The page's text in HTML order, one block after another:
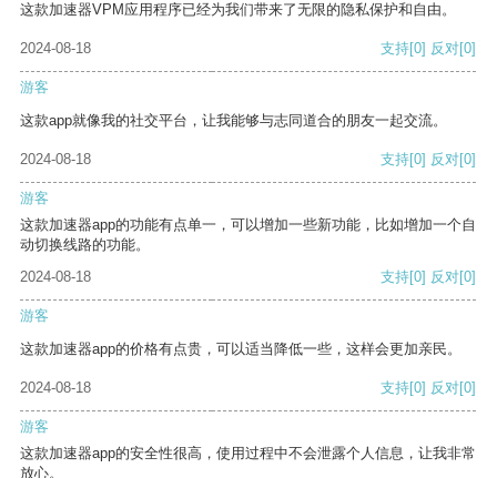
这款加速器VPM应用程序已经为我们带来了无限的隐私保护和自由。
2024-08-18 支持[0] 反对[0]
游客
这款app就像我的社交平台，让我能够与志同道合的朋友一起交流。
2024-08-18 支持[0] 反对[0]
游客
这款加速器app的功能有点单一，可以增加一些新功能，比如增加一个自
动切换线路的功能。
2024-08-18
支持[0] 反对[0]
游客
这款加速器app的价格有点贵，可以适当降低一些，这样会更加亲民。
2024-08-18 支持[0] 反对[0]
游客
这款加速器app的安全性很高，使用过程中不会泄露个人信息，让我非常
放心。